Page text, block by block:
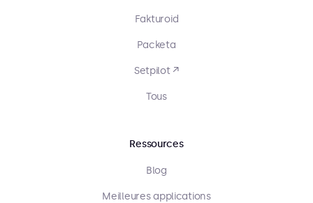
Fakturoid
Packeta
Setpilot ↗
Tous
Ressources
Blog
Meilleures applications